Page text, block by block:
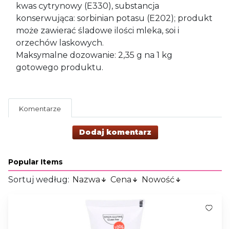
kwas cytrynowy (E330), substancja
konserwująca: sorbinian potasu (E202); produkt
może zawierać śladowe ilości mleka, soi i
orzechów laskowych.
Maksymalne dozowanie: 2,35 g na 1 kg
gotowego produktu.
Komentarze
Dodaj komentarz
Popular Items
Sortuj według: Nazwa Cena Nowość